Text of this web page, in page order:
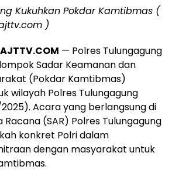
Kukuhkan Pokdar Kamtibmas (
)
— Polres Tulungagung
Sadar Keamanan dan
(Pokdar Kamtibmas)
wilayah Polres Tulungagung
Acara yang berlangsung di
Racana (SAR) Polres Tulungagung
konkret Polri dalam
dengan masyarakat untuk